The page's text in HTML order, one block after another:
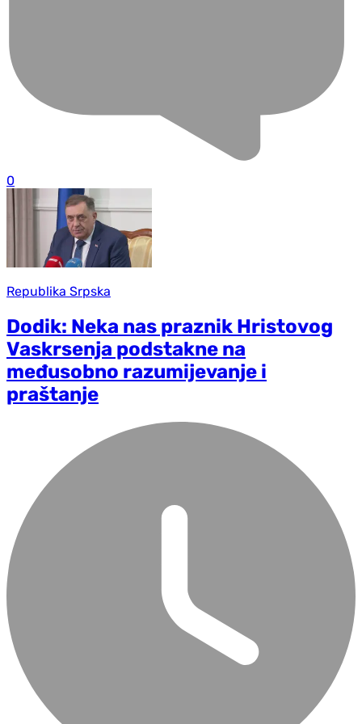
0
Republika Srpska
Dodik: Neka nas praznik Hristovog
Vaskrsenja podstakne na
međusobno razumijevanje i
praštanje